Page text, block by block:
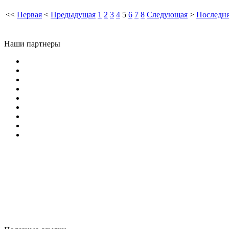
<< Первая < Предыдущая 1 2 3 4 5 6 7 8 Следующая >
Наши партнеры